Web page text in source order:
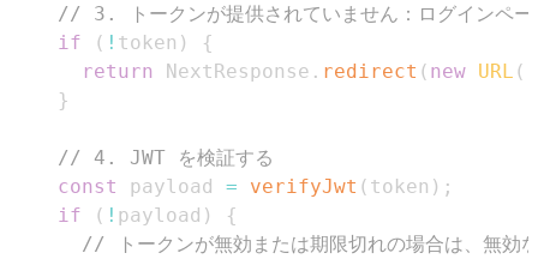
// 3. トークンが提供されていません：ログインペー
if
( ! token )
{
return
NextResponse . redirect ( new URL (
}
// 4. JWT を検証する
const
payload = verifyJwt ( token ) ;
if
( ! payload )
{
// トークンが無効または期限切れの場合は、無